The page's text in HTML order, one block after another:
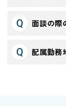
面談の際
配属勤務